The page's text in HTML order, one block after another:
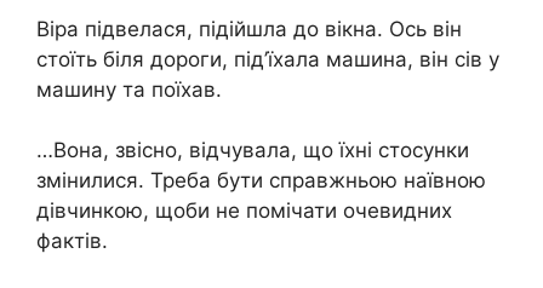
Віра підвелася, підійшла до вікна. Ось він
стоїть біля дороги, під’їхала машина, він сів у
машину та поїхав.
…Вона, звісно, відчувала, що їхні стосунки
змінилися. Треба бути справжньою наївною
дівчинкою, щоби не помічати очевидних
фактів.